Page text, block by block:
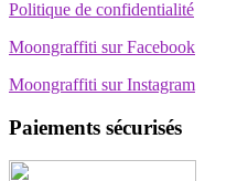
Politique de confidentialité
Moongraffiti sur Facebook
Moongraffiti sur Instagram
Paiements sécurisés